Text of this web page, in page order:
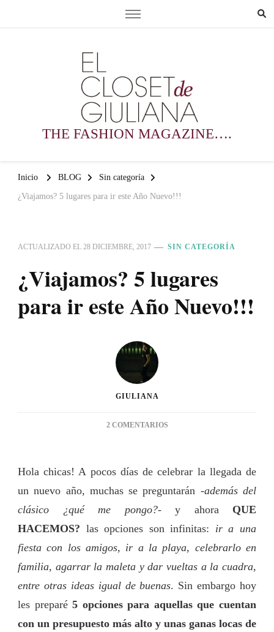
THE FASHION MAGAZINE….
Inicio BLOG Sin categoría
¿Viajamos? 5 lugares para ir este Año Nuevo!!!
ACTUALIZADO EL 28 DICIEMBRE, 2017 SIN CATEGORÍA
¿Viajamos? 5 lugares
para ir este Año Nuevo!!!
GIULIANA
2 COMENTARIOSEN
PARA
IR
AÑO
NUEVO!!!
Hola chicas! A pocos días de celebrar la llegada de
un nuevo año, muchas se preguntarán -además del
clásico ¿qué me pongo?- y ahora QUE
HACEMOS? las opciones son infinitas: ir a una
fiesta con los amigos, ir a la playa, celebrarlo en
familia, agarrar la maleta y dar vueltas a la cuadra,
entre otras ideas igual de buenas. Sin embargo hoy
les preparé5 opciones para aquellas que cuentan
con un presupuesto más alto y unas ganas locas de